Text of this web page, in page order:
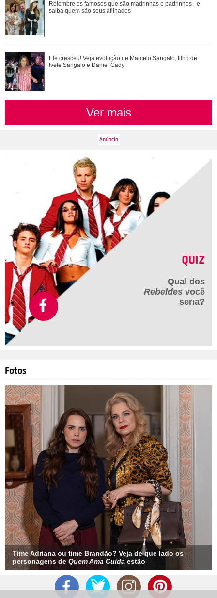
Cristiano Ronaldo deixa comentário exaltando a noiva em
vídeo de Márcia Goldschmidt; enten...
Time Adriana ou time Brandão? Veja de que lado os
personagens de Quem Ama Cuida estão
Relembre os famosos que são madrinhas e padrinhos - e
saiba quem são seus afilhados
Ele cresceu! Veja evolução de Marcelo Sangalo, filho de
Ivete Sangalo e Daniel Cady
Ver mais
QUIZ
Qual dos
Rebeldes você
seria?
Fotos
Time Adriana ou time Brandão? Veja de que lado os
personagens de Quem Ama Cuida estão